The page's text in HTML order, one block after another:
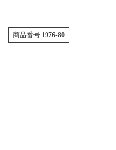
商品番号 1976-80